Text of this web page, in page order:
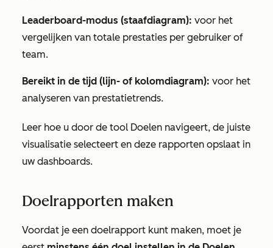
Leaderboard-modus (staafdiagram): voor het
vergelijken van totale prestaties per gebruiker of
team.
Bereikt in de tijd (lijn- of kolomdiagram): voor het
analyseren van prestatietrends.
Leer hoe u door de tool Doelen navigeert, de juiste
visualisatie selecteert en deze rapporten opslaat in
uw dashboards.
Doelrapporten maken
Voordat je een doelrapport kunt maken, moet je